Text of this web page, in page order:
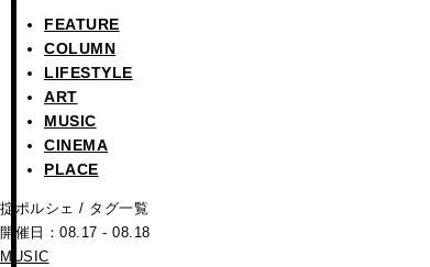
FEATURE
COLUMN
LIFESTYLE
ART
MUSIC
CINEMA
PLACE
掟ポルシェ / タグ一覧
開催日：08.17 - 08.18
MUSIC